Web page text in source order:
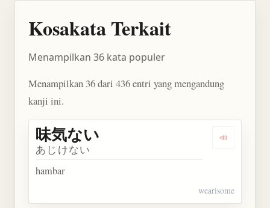
Kosakata Terkait
Menampilkan 36 kata populer
Menampilkan 36 dari 436 entri yang mengandung
kanji ini.
Dengarkan
味気ない
あじけない
hambar
wearisome